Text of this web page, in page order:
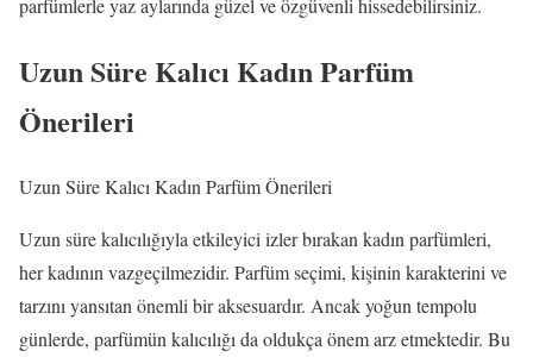
parfümlerle yaz aylarında güzel ve özgüvenli hissedebilirsiniz.
Uzun Süre Kalıcı Kadın Parfüm
Önerileri
Uzun Süre Kalıcı Kadın Parfüm Önerileri
Uzun süre kalıcılığıyla etkileyici izler bırakan kadın parfümleri,
her kadının vazgeçilmezidir. Parfüm seçimi, kişinin karakterini ve
tarzını yansıtan önemli bir aksesuardır. Ancak yoğun tempolu
günlerde, parfümün kalıcılığı da oldukça önem arz etmektedir. Bu